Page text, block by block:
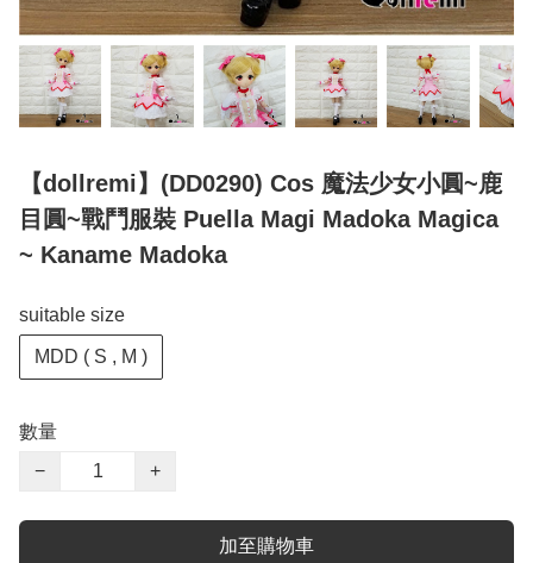
【dollremi】(DD0290) Cos 魔法少女小圓~鹿
目圓~戰鬥服裝 Puella Magi Madoka Magica
~ Kaname Madoka
suitable size
MDD ( S , M )
數量
−
+
加至購物車